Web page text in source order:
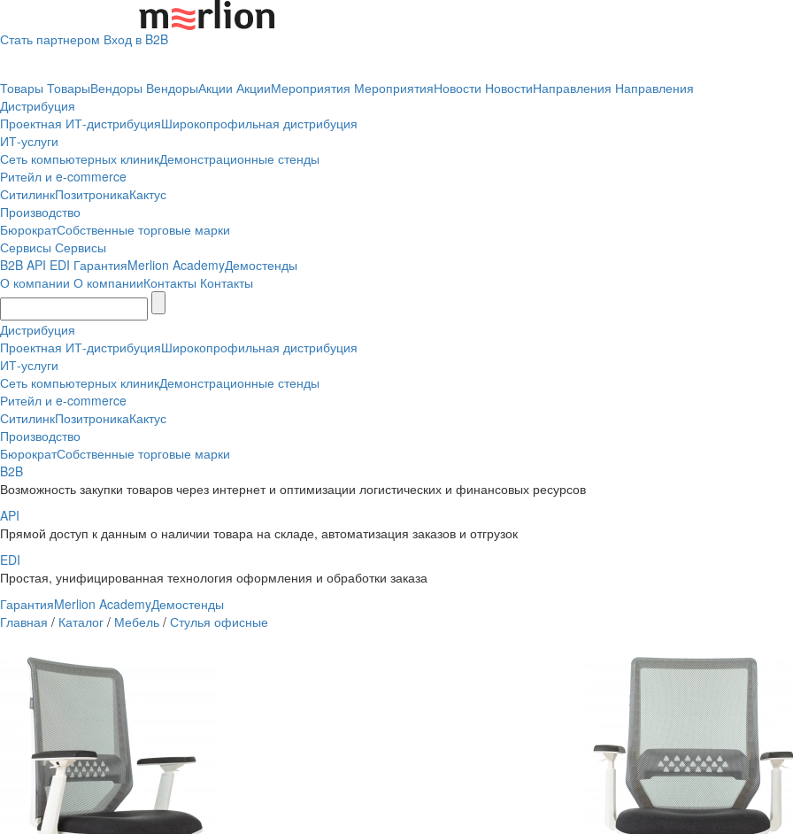
Стать партнером Вход в B2B
Товары ТоварыВендоры ВендорыАкции АкцииМероприятия МероприятияНовости НовостиНаправления Направления
Дистрибуция
Проектная ИТ-дистрибуцияШирокопрофильная дистрибуция
ИТ-услуги
Сеть компьютерных клиникДемонстрационные стенды
Ритейл и e-commerce
СитилинкПозитроникаКактус
Производство
БюрократСобственные торговые марки
Сервисы Сервисы
B2B API EDI ГарантияMerlion AcademyДемостенды
О компании О компанииКонтакты Контакты
Дистрибуция
Проектная ИТ-дистрибуцияШирокопрофильная дистрибуция
ИТ-услуги
Сеть компьютерных клиникДемонстрационные стенды
Ритейл и e-commerce
СитилинкПозитроникаКактус
Производство
БюрократСобственные торговые марки
B2B
Возможность закупки товаров через интернет и оптимизации логистических и финансовых ресурсов
API
Прямой доступ к данным о наличии товара на складе, автоматизация заказов и отгрузок
EDI
Простая, унифицированная технология оформления и обработки заказа
ГарантияMerlion AcademyДемостенды
Главная / Каталог / Мебель / Стулья офисные
Кресло
W611NL
серый TW SQU
id 1923850